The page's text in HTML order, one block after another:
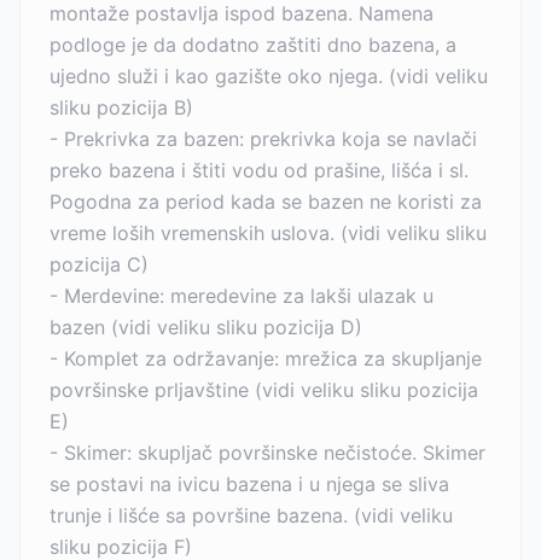
montaže postavlja ispod bazena. Namena
podloge je da dodatno zaštiti dno bazena, a
ujedno služi i kao gazište oko njega. (vidi veliku
sliku pozicija B)
- Prekrivka za bazen: prekrivka koja se navlači
preko bazena i štiti vodu od prašine, lišća i sl.
Pogodna za period kada se bazen ne koristi za
vreme loših vremenskih uslova. (vidi veliku sliku
pozicija C)
- Merdevine: meredevine za lakši ulazak u
bazen (vidi veliku sliku pozicija D)
- Komplet za održavanje: mrežica za skupljanje
površinske prljavštine (vidi veliku sliku pozicija
E)
- Skimer: skupljač površinske nečistoće. Skimer
se postavi na ivicu bazena i u njega se sliva
trunje i lišće sa površine bazena. (vidi veliku
sliku pozicija F)